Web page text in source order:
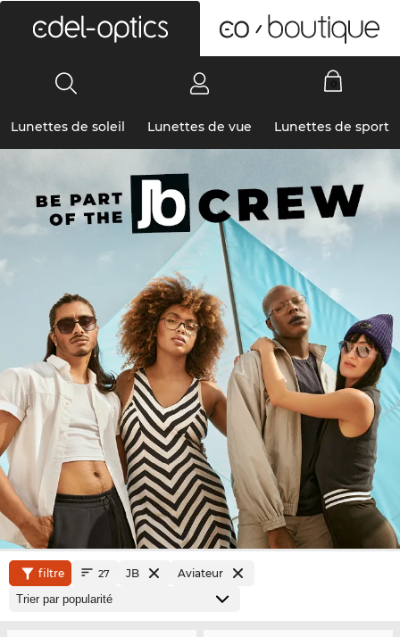
Lunettes de soleil Lunettes de vue Lunettes de sport
filtre 27 JB Aviateur